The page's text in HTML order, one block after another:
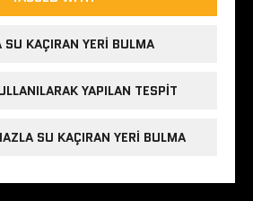
SU KAÇIRAN YERI BULMA
YAPILAN TESPIT
SU KAÇIRAN YERI BULMA